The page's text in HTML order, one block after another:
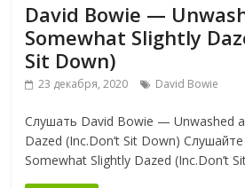
David Bowie —
Somewhat Slightly
Sit Down)
23 декабря, 2020 David Bowie
Слушать David Bowie — Unwashed
Dazed (Inc.Don’t Sit Down)
Somewhat Slightly Dazed (Inc.Don’t